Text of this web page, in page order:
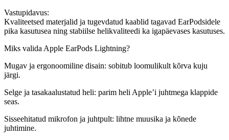
Vastupidavus:
Kvaliteetsed materjalid ja tugevdatud kaablid tagavad EarPodsidele
pika kasutusea ning stabiilse helikvaliteedi ka igapäevases kasutuses.
Miks valida Apple EarPods Lightning?
Mugav ja ergonoomiline disain: sobitub loomulikult kõrva kuju
järgi.
Selge ja tasakaalustatud heli: parim heli Apple’i juhtmega klappide
seas.
Sisseehitatud mikrofon ja juhtpult: lihtne muusika ja kõnede
juhtimine.